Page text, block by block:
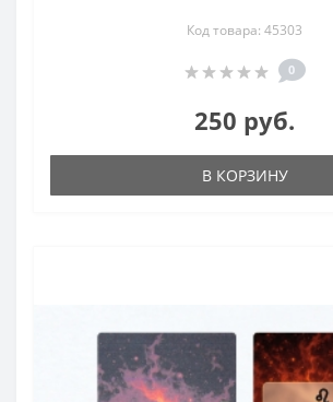
Код товара: 45303
0
250 руб.
В КОРЗИНУ